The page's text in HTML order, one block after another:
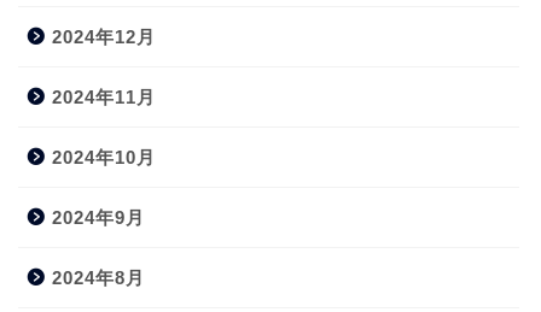
2024年12月
2024年11月
2024年10月
2024年9月
2024年8月